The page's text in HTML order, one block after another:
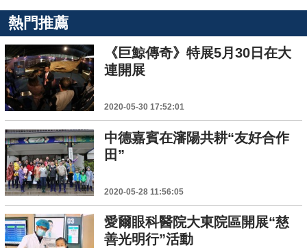
熱門推薦
《巨鯨傳奇》特展5月30日在大
連開展
2020-05-30 17:52:01
中德嘉賓在瀋陽共耕“友好合作
田”
2020-05-28 11:56:05
愛爾眼科醫院大東院區開展“慈
善光明行”活動